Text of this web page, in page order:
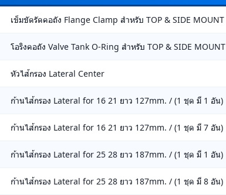
เข็มขัดรัดคอถัง Flange Clamp สำหรับ TOP & SIDE MOUNT
โอริงคอถัง Valve Tank O-Ring สำหรับ TOP & SIDE MOUNT
หัวไส้กรอง Lateral Center
ก้านไส้กรอง Lateral for 16 21 ยาว 127mm. / (1 ชุด มี 1 อัน)
ก้านไส้กรอง Lateral for 16 21 ยาว 127mm. / (1 ชุด มี 7 อัน)
ก้านไส้กรอง Lateral for 25 28 ยาว 187mm. / (1 ชุด มี 1 อัน)
ก้านไส้กรอง Lateral for 25 28 ยาว 187mm. / (1 ชุด มี 8 อัน)